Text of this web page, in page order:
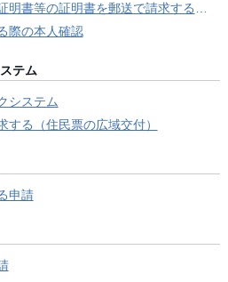
の証明書を郵送で請求する際の本人確認
際の本人確認
テム
システム
る（住民票の広域交付）
申請